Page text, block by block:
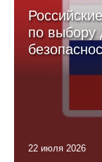
по выбору
22 июля 2026